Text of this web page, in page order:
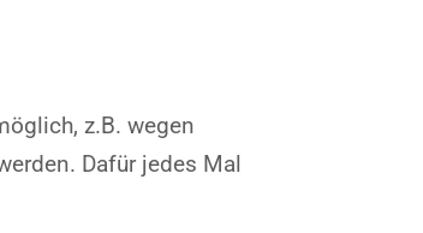
z.B. wegen
Dafür jedes Mal